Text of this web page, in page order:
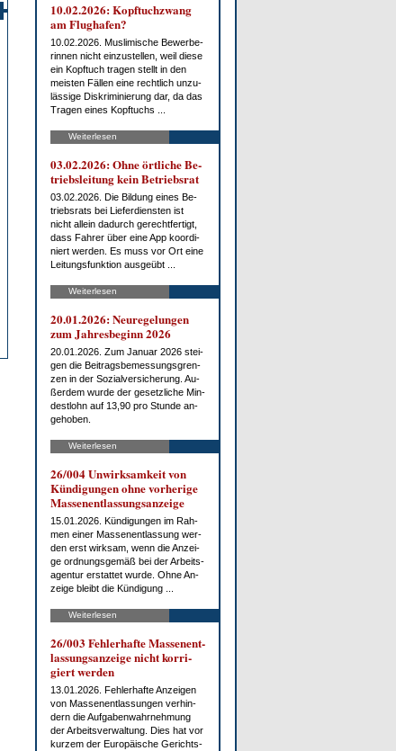
10.02.2026: Kopf­tuch­zwang
am Flug­ha­fen?
10.02.2026. Mus­li­mi­sche Be­wer­be­
rin­nen nicht ein­zu­stel­len, weil die­se
ein Kopf­tuch tra­gen stellt in den
meis­ten Fäl­len ei­ne recht­lich un­zu­
läs­si­ge Dis­kri­mi­nie­rung dar, da das
Tra­gen ei­nes Kopf­tuchs ...
Weiterlesen
03.02.2026: Oh­ne ört­li­che Be­
triebs­lei­tung kein Be­triebs­rat
03.02.2026. Die Bil­dung ei­nes Be­
triebs­rats bei Lie­fer­diens­ten ist
nicht al­lein da­durch ge­recht­fer­tigt,
dass Fah­rer über ei­ne App ko­or­di­
niert wer­den. Es muss vor Ort ei­ne
Lei­tungs­funk­ti­on aus­ge­übt ...
Weiterlesen
20.01.2026: Neu­re­ge­lun­gen
zum Jah­res­be­ginn 2026
20.01.2026. Zum Ja­nu­ar 2026 stei­
gen die Bei­trags­be­mes­sungs­gren­
zen in der So­zi­al­ver­si­che­rung. Au­
ßer­dem wur­de der ge­setz­li­che Min­
dest­lohn auf 13,90 pro St­un­de an­
ge­ho­ben.
Weiterlesen
26/004 Un­wirk­sam­keit von
Kün­di­gun­gen oh­ne vor­he­ri­ge
Mas­sen­ent­las­sungs­an­zei­ge
15.01.2026. Kün­di­gun­gen im Rah­
men ei­ner Mas­sen­ent­las­sung wer­
den erst wirk­sam, wenn die An­zei­
ge ord­nungs­ge­mäß bei der Ar­beits­
agen­tur er­stat­tet wur­de. Oh­ne An­
zei­ge bleibt die Kün­di­gung ...
Weiterlesen
26/003 Feh­ler­haf­te Mas­sen­ent­
las­sungs­an­zei­ge nicht kor­ri­
giert wer­den
13.01.2026. Feh­ler­haf­te An­zei­gen
von Mas­sen­ent­las­sun­gen ver­hin­
dern die Auf­ga­ben­wahr­neh­mung
der Ar­beits­ver­wal­tung. Dies hat vor
kur­zem der Eu­ro­päi­sche Ge­richts­